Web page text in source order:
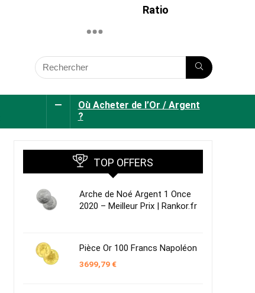
Ratio
—
Où Acheter de l’Or / Argent
?
TOP OFFERS
Arche de Noé Argent 1 Once
2020 – Meilleur Prix | Rankor.fr
Pièce Or 100 Francs Napoléon
3699,79€